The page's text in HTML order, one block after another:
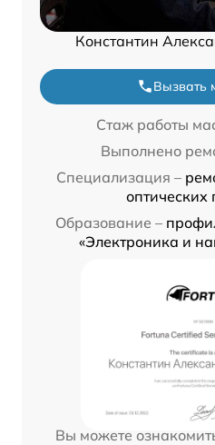
Константин
Вызвать
Стаж работы
Выполнено
Специализация –
оптических
Образование –
«Электроника и
Вы можете